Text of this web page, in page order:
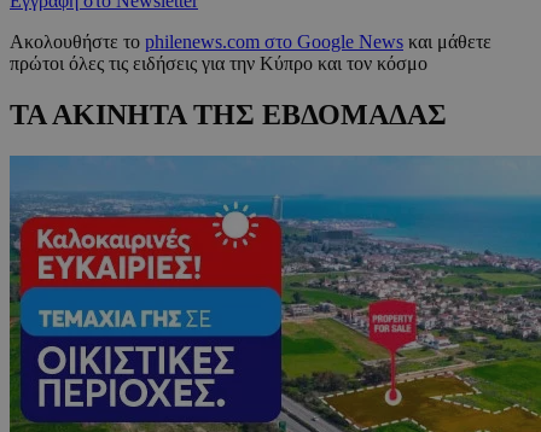
Ακολουθήστε το philenews.com στο Google News και μάθετε
πρώτοι όλες τις ειδήσεις για την Κύπρο και τον κόσμο
ΤΑ ΑΚΙΝΗΤΑ ΤΗΣ ΕΒΔΟΜΑΔΑΣ